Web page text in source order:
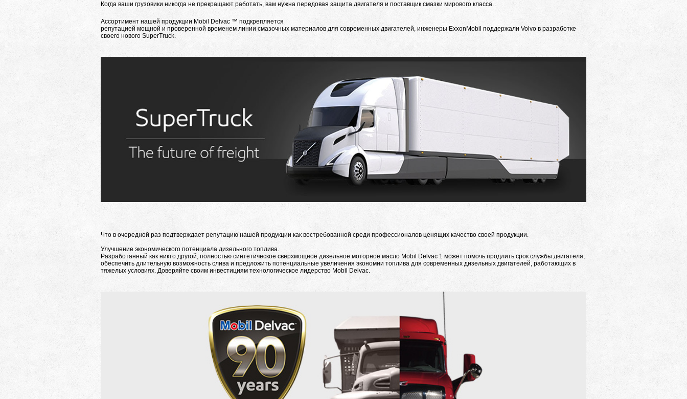
Когда ваши грузовики никогда не прекращают работать, вам нужна передовая защита двигателя и поставщик смазки мирового класса.
Ассортимент нашей продукции Mobil Delvac ™ подкрепляется
репутацией мощной и проверенной временем линии смазочных материалов для современных двигателей, инженеры ExxonMobil поддержали Volvo в разработке
своего нового SuperTruck.
Что в очередной раз подтверждает репутацию нашей продукции как востребованной среди профессионалов ценящих качество своей продукции.
Улучшение экономического потенциала дизельного топлива.
Разработанный как никто другой, полностью синтетическое сверхмощное дизельное моторное масло Mobil Delvac 1 может помочь продлить срок службы двигателя,
обеспечить длительную возможность слива и предложить потенциальные увеличения экономии топлива для современных дизельных двигателей, работающих в
тяжелых условиях. Доверяйте своим инвестициям технологическое лидерство Mobil Delvac.